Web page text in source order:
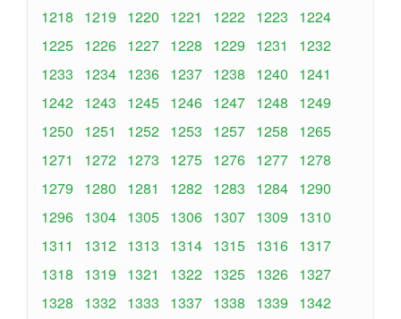
1218
1219 1220 1221 1222 1223
1224
1225 1226 1227 1228 1229 1231
1232
1233
1234 1236 1237 1238 1240
1241
1242 1243 1245 1246 1247 1248
1249
1250
1251 1252 1253 1257 1258
1265
1271
1272 1273 1275 1276 1277 1278
1279
1280 1281 1282 1283 1284 1290
1296 1304 1305 1306 1307 1309
1310
1311
1312 1313 1314 1315 1316 1317
1318
1319 1321 1322 1325 1326 1327
1328
1332 1333 1337 1338 1339 1342